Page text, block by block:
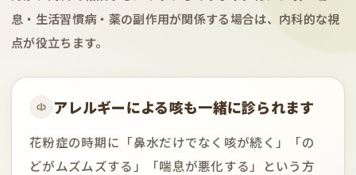
息・生活習慣病・薬の副作用が関係する場合は、内科的な視
点が役立ちます。
アレルギーによる咳も一緒に診られます
花粉症の時期に「鼻水だけでなく咳が続く」「の
どがムズムズする」「喘息が悪化する」という方